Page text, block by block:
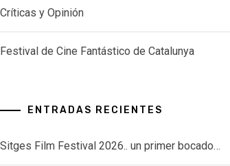
Críticas y Opinión
Festival de Cine Fantástico de Catalunya
ENTRADAS RECIENTES
Sitges Film Festival 2026.. un primer bocado…